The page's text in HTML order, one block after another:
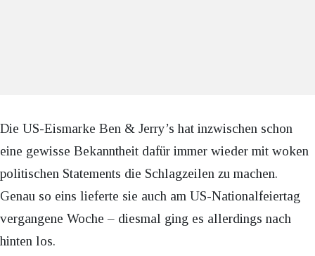
Die US-Eismarke Ben & Jerry’s hat inzwischen schon
eine gewisse Bekanntheit dafür immer wieder mit woken
politischen Statements die Schlagzeilen zu machen.
Genau so eins lieferte sie auch am US-Nationalfeiertag
vergangene Woche – diesmal ging es allerdings nach
hinten los.